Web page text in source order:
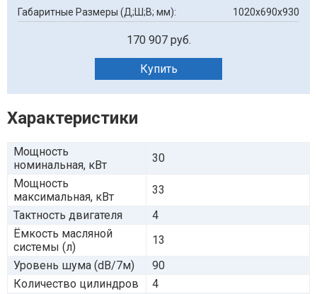
Габаритные Размеры (Д;Ш;В; мм):
1020x690x930
170 907 руб.
Купить
Характеристики
Мощность
номинальная, кВт
30
Мощность
максимальная, кВт
33
Тактность двигателя
4
Ёмкость масляной
системы (л)
13
Уровень шума (dB/7м)
90
Количество цилиндров
4